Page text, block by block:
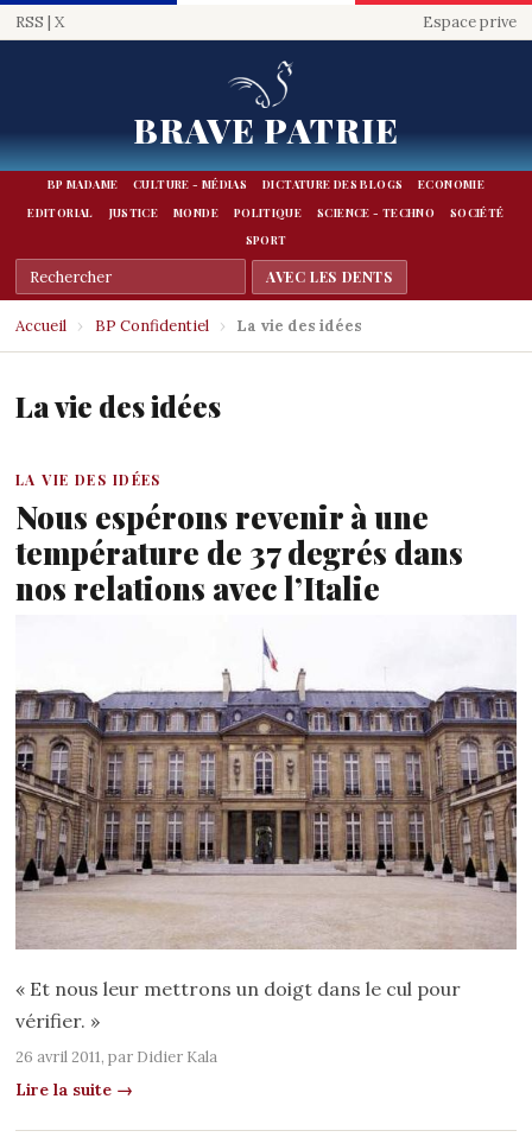
RSS | X Espace prive
BRAVE PATRIE
BP MADAME CULTURE - MÉDIAS DICTATURE DES BLOGS
ECONOMIE
EDITORIAL
JUSTICE MONDE POLITIQUE SCIENCE - TECHNO
SOCIÉTÉ
SPORT
Accueil › BP Confidentiel › La vie des idées
La vie des idées
LA VIE DES IDÉES
Nous espérons revenir à une
température de 37 degrés dans
nos relations avec l’Italie
« Et nous leur mettrons un doigt dans le cul pour
vérifier. »
26 avril 2011, par Didier Kala
Lire la suite →